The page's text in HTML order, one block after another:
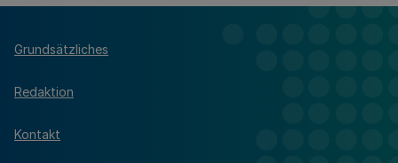
Grundsätzliches
Redaktion
Kontakt